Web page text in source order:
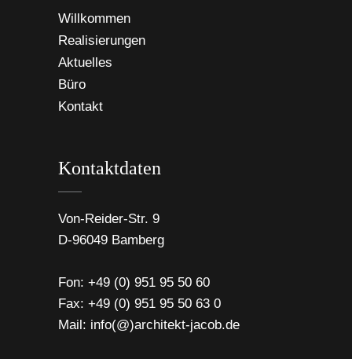
Willkommen
Realisierungen
Aktuelles
Büro
Kontakt
Kontaktdaten
Von-Reider-Str. 9
D-96049 Bamberg
Fon: +49 (0) 951 95 50 60
Fax: +49 (0) 951 95 50 63 0
Mail: info(@)architekt-jacob.de